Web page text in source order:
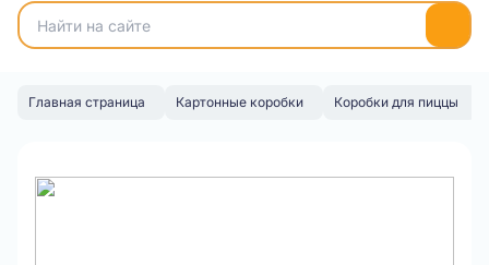
Главная страница Картонные коробки Коробки для пиццы